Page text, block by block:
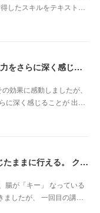
したスキルをテキスト…
講座に参加させて頂 き 腸心セラピーの魅力をさらに深く感じることが 出来ました（東京都・森由希子さん）
効果に感動しましたが、
に深く感じることが 出…
自分と向き合いながら、心の声を聞く感じたままに行える。 クライアントさん主体で行うとこ ろが本当に素晴らしいです（新潟県・佐藤よしみさん）
腸が「キー」 なっている
ましたが、 一回目の講…